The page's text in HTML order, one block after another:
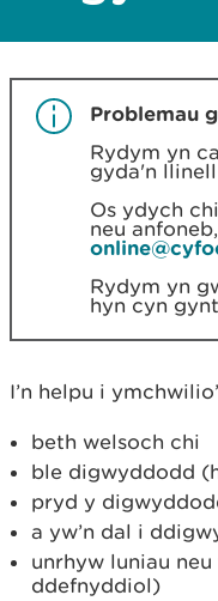
Problemau
Rydym yn
gyda'n
Os ydych
neu
Rydym yn
hyn cyn
I’n helpu i
beth welsoch chi
ble digwyddodd
pryd y
a yw’n dal i
unrhyw luniau
ddefnyddiol)